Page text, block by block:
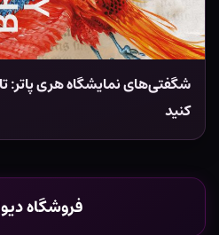
شگفتی‌های نمایشگاه هری پاتر:
کنید
فروشگاه